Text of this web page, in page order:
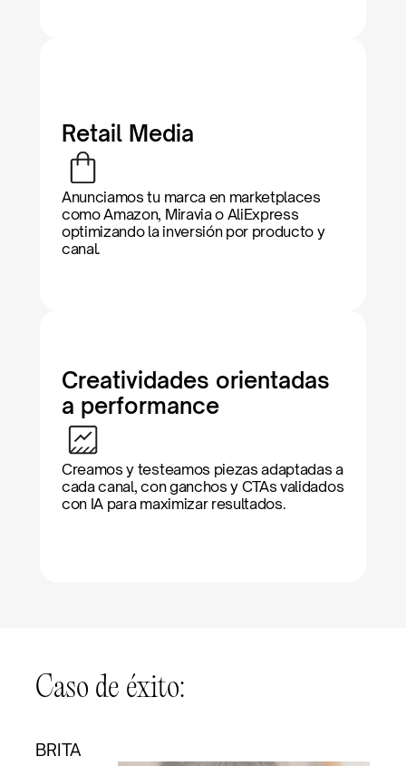
Retail Media
Anunciamos tu marca en marketplaces
como Amazon, Miravia o AliExpress
optimizando la inversión por producto y
canal.
Creatividades orientadas
a performance
Creamos y testeamos piezas adaptadas a
cada canal, con ganchos y CTAs validados
con IA para maximizar resultados.
Caso de éxito:
BRITA